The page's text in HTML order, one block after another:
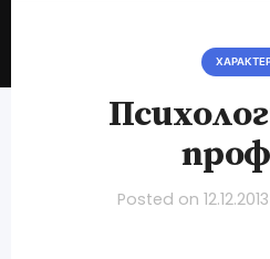
Posted on 12.12.2013